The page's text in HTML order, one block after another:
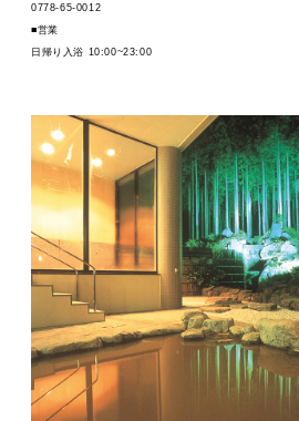
ACCESS / STAY
0778-65-0012
■営業
日帰り入浴 10:00~23:00